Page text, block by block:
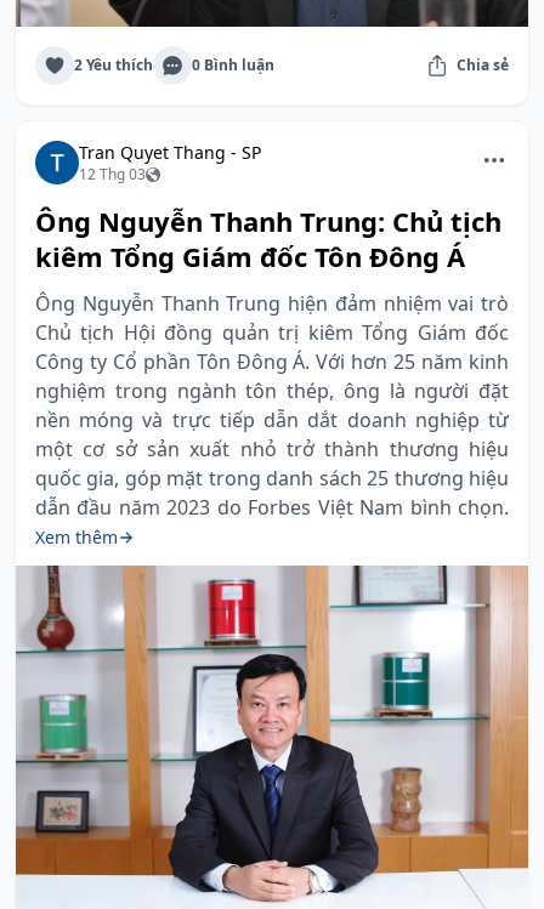
2 Yêu thích 0 Bình luận Chia sẻ
Tran Quyet Thang - SP
12 Thg 03
Ông Nguyễn Thanh Trung: Chủ tịch
kiêm Tổng Giám đốc Tôn Đông Á
Ông Nguyễn Thanh Trung hiện đảm nhiệm vai trò
Chủ tịch Hội đồng quản trị kiêm Tổng Giám đốc
Công ty Cổ phần Tôn Đông Á. Với hơn 25 năm kinh
nghiệm trong ngành tôn thép, ông là người đặt
nền móng và trực tiếp dẫn dắt doanh nghiệp từ
một cơ sở sản xuất nhỏ trở thành thương hiệu
quốc gia, góp mặt trong danh sách 25 thương hiệu
dẫn đầu năm 2023 do Forbes Việt Nam bình chọn.
Xem thêm